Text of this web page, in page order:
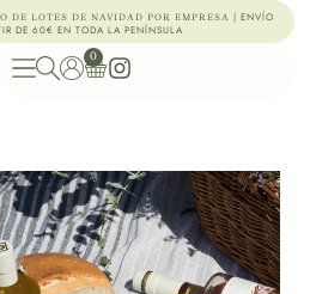
DE LOTES DE NAVIDAD POR EMPRESA | ENVÍO
DE 60€ EN TODA LA PENÍNSULA
0